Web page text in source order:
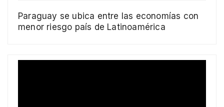
Paraguay se ubica entre las economías con
menor riesgo país de Latinoamérica